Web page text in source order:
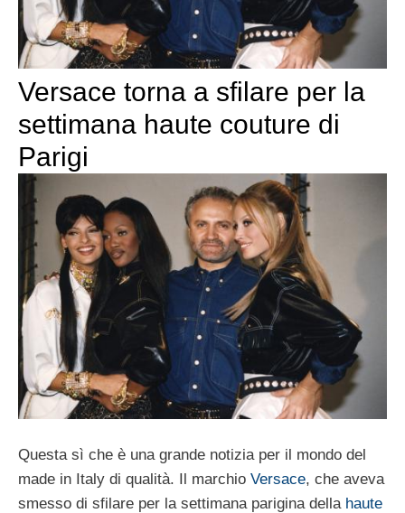
Versace torna a sfilare per la
settimana haute couture di
Parigi
Questa sì che è una grande notizia per il mondo del
made in Italy di qualità. Il marchio Versace, che aveva
smesso di sfilare per la settimana parigina della haute